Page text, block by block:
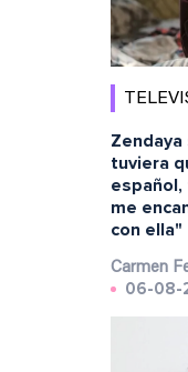
Zendaya
tuviera
me
con ella"
Carmen
06-08-